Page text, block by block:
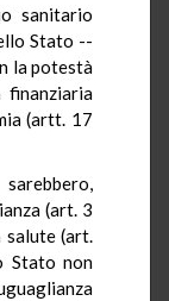
sanitario
Stato --
la potestà
finanziaria
(artt. 17
(art. 3
(art.
Stato non